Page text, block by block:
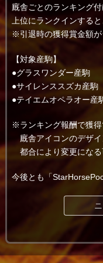
廐舎ごとのランキング付
上位にランクインする
※引退時の獲得賞金額が
【対象産駒】
●グラスワンダー産駒
●サイレンススズカ産駒
●テイエムオペラオー産
※ランキング報酬で獲得
廐舎アイコンのデザイ
都合により変更になる
今後とも「